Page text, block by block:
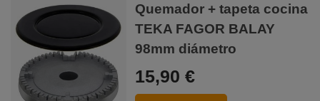
Quemador + tapeta cocina
TEKA FAGOR BALAY
98mm diámetro
15,90 €